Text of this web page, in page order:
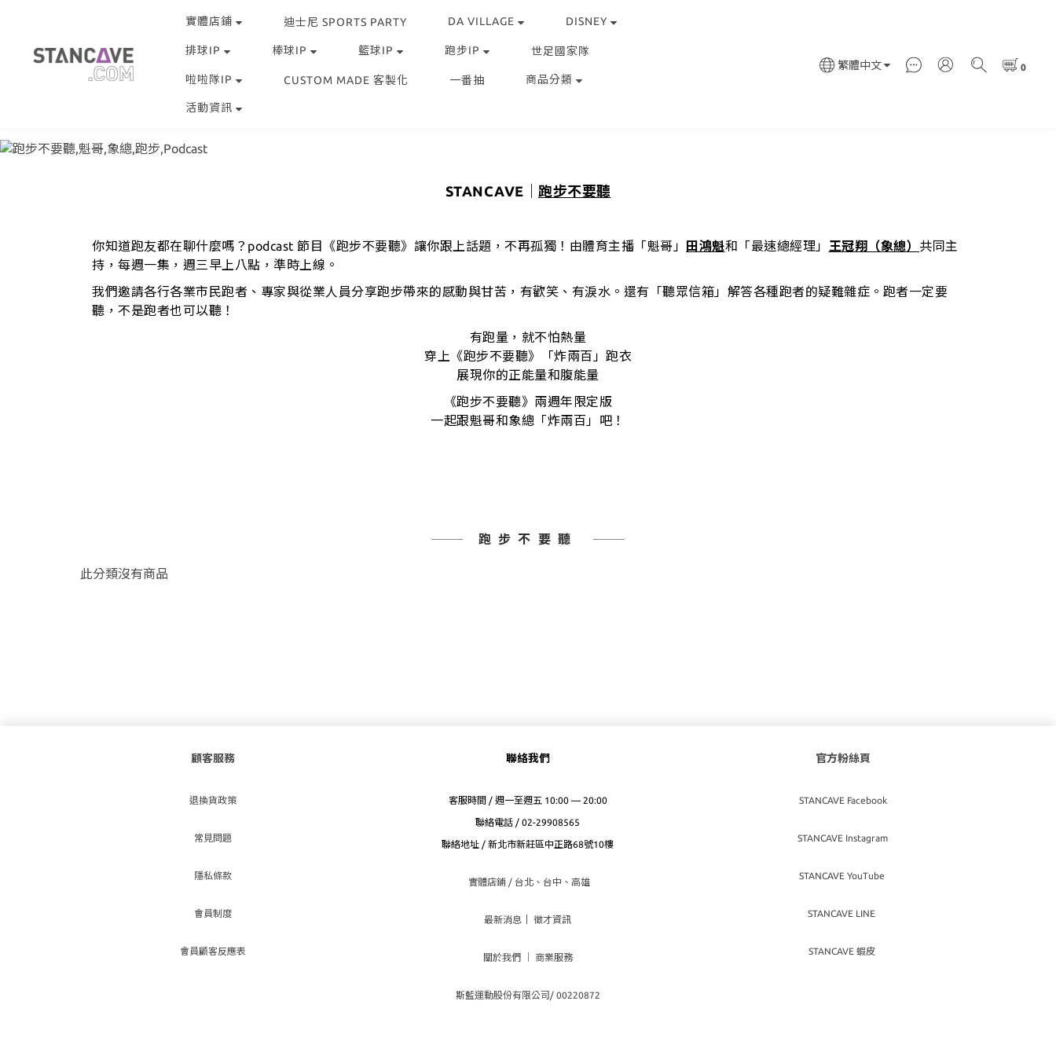
實體店鋪 迪士尼 SPORTS PARTY DA VILLAGE DISNEY
排球IP 棒球IP 籃球IP 跑步IP 世足國家隊
啦啦隊IP CUSTOM MADE 客製化 一番抽 商品分類
活動資訊
繁體中文
STANCAVE｜ 跑步不要聽
你知道跑友都在聊什麼嗎？podcast 節目《跑步不要聽》讓你跟上話題，不再孤獨！由體育主播「魁哥」 田鴻魁和「最速總經理」 王冠翔（象總） 共同主
持，每週一集，週三早上八點，準時上線。
我們邀請各行各業市民跑者、專家與從業人員分享跑步帶來的感動與甘苦，有歡笑、有淚水。還有「聽眾信箱」解答各種跑者的疑難雜症。跑者一定要
聽，不是跑者也可以聽！
有跑量，就不怕熱量
穿上《跑步不要聽》「炸兩百」跑衣
展現你的正能量和腹能量
《跑步不要聽》兩週年限定版
一起跟魁哥和象總「炸兩百」吧！
跑步不要聽
此分類沒有商品
顧客服務
退換貨政策
常見問題
隱私條款
會員制度
會員顧客反應表
聯絡我們
客服時間 / 週一至週五 10:00 — 20:00
聯絡電話 / 02-29908565
聯絡地址 / 新北市新莊區中正路68號10樓
實體店鋪 / 台北、台中、高雄
最新消息 徵才資訊
關於我們 商業服務
斯藍運動股份有限公司/ 00220872
官方粉絲頁
STANCAVE Facebook
STANCAVE Instagram
STANCAVE YouTube
STANCAVE LINE
STANCAVE 蝦皮